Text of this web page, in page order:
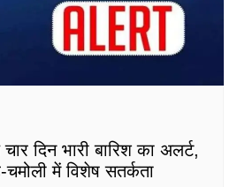
दिन भारी बारिश का अलर्ट,
चमोली में विशेष सतर्कता